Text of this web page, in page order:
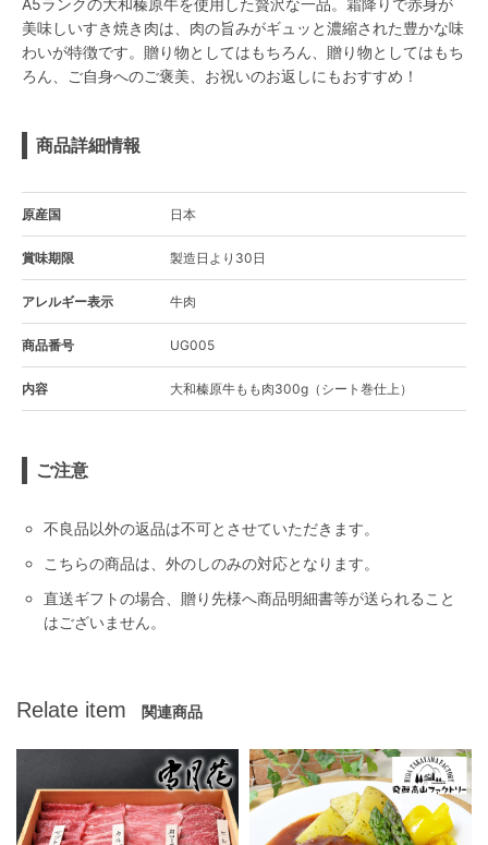
美味しいすき焼き肉は、肉の旨みがギュッと濃縮された豊かな味
わいが特徴です。贈り物としてはもちろん、贈り物としてはもち
ろん、ご自身へのご褒美、お祝いのお返しにもおすすめ！
商品詳細情報
原産国 日本
賞味期限 製造日より30日
アレルギー表示 牛肉
商品番号 UG005
内容 大和榛原牛もも肉300g（シート巻仕上）
ご注意
不良品以外の返品は不可とさせていただきます。
こちらの商品は、外のしのみの対応となります。
直送ギフトの場合、贈り先様へ商品明細書等が送られること
はございません。
Relate item 関連商品